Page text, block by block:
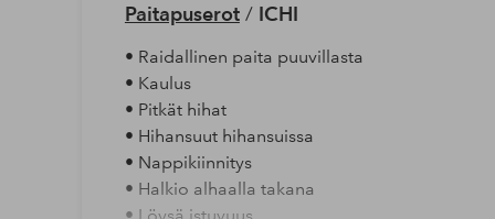
Paitapuserot/ ICHI
• Raidallinen paita puuvillasta
• Kaulus
• Pitkät hihat
• Hihansuut hihansuissa
• Nappikiinnitys
• Halkio alhaalla takana